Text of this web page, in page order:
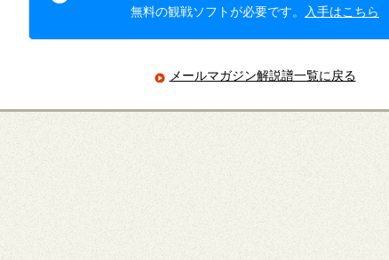
無料の観戦ソフトが必要です。 入手はこちら
メールマガジン解説譜一覧に戻る